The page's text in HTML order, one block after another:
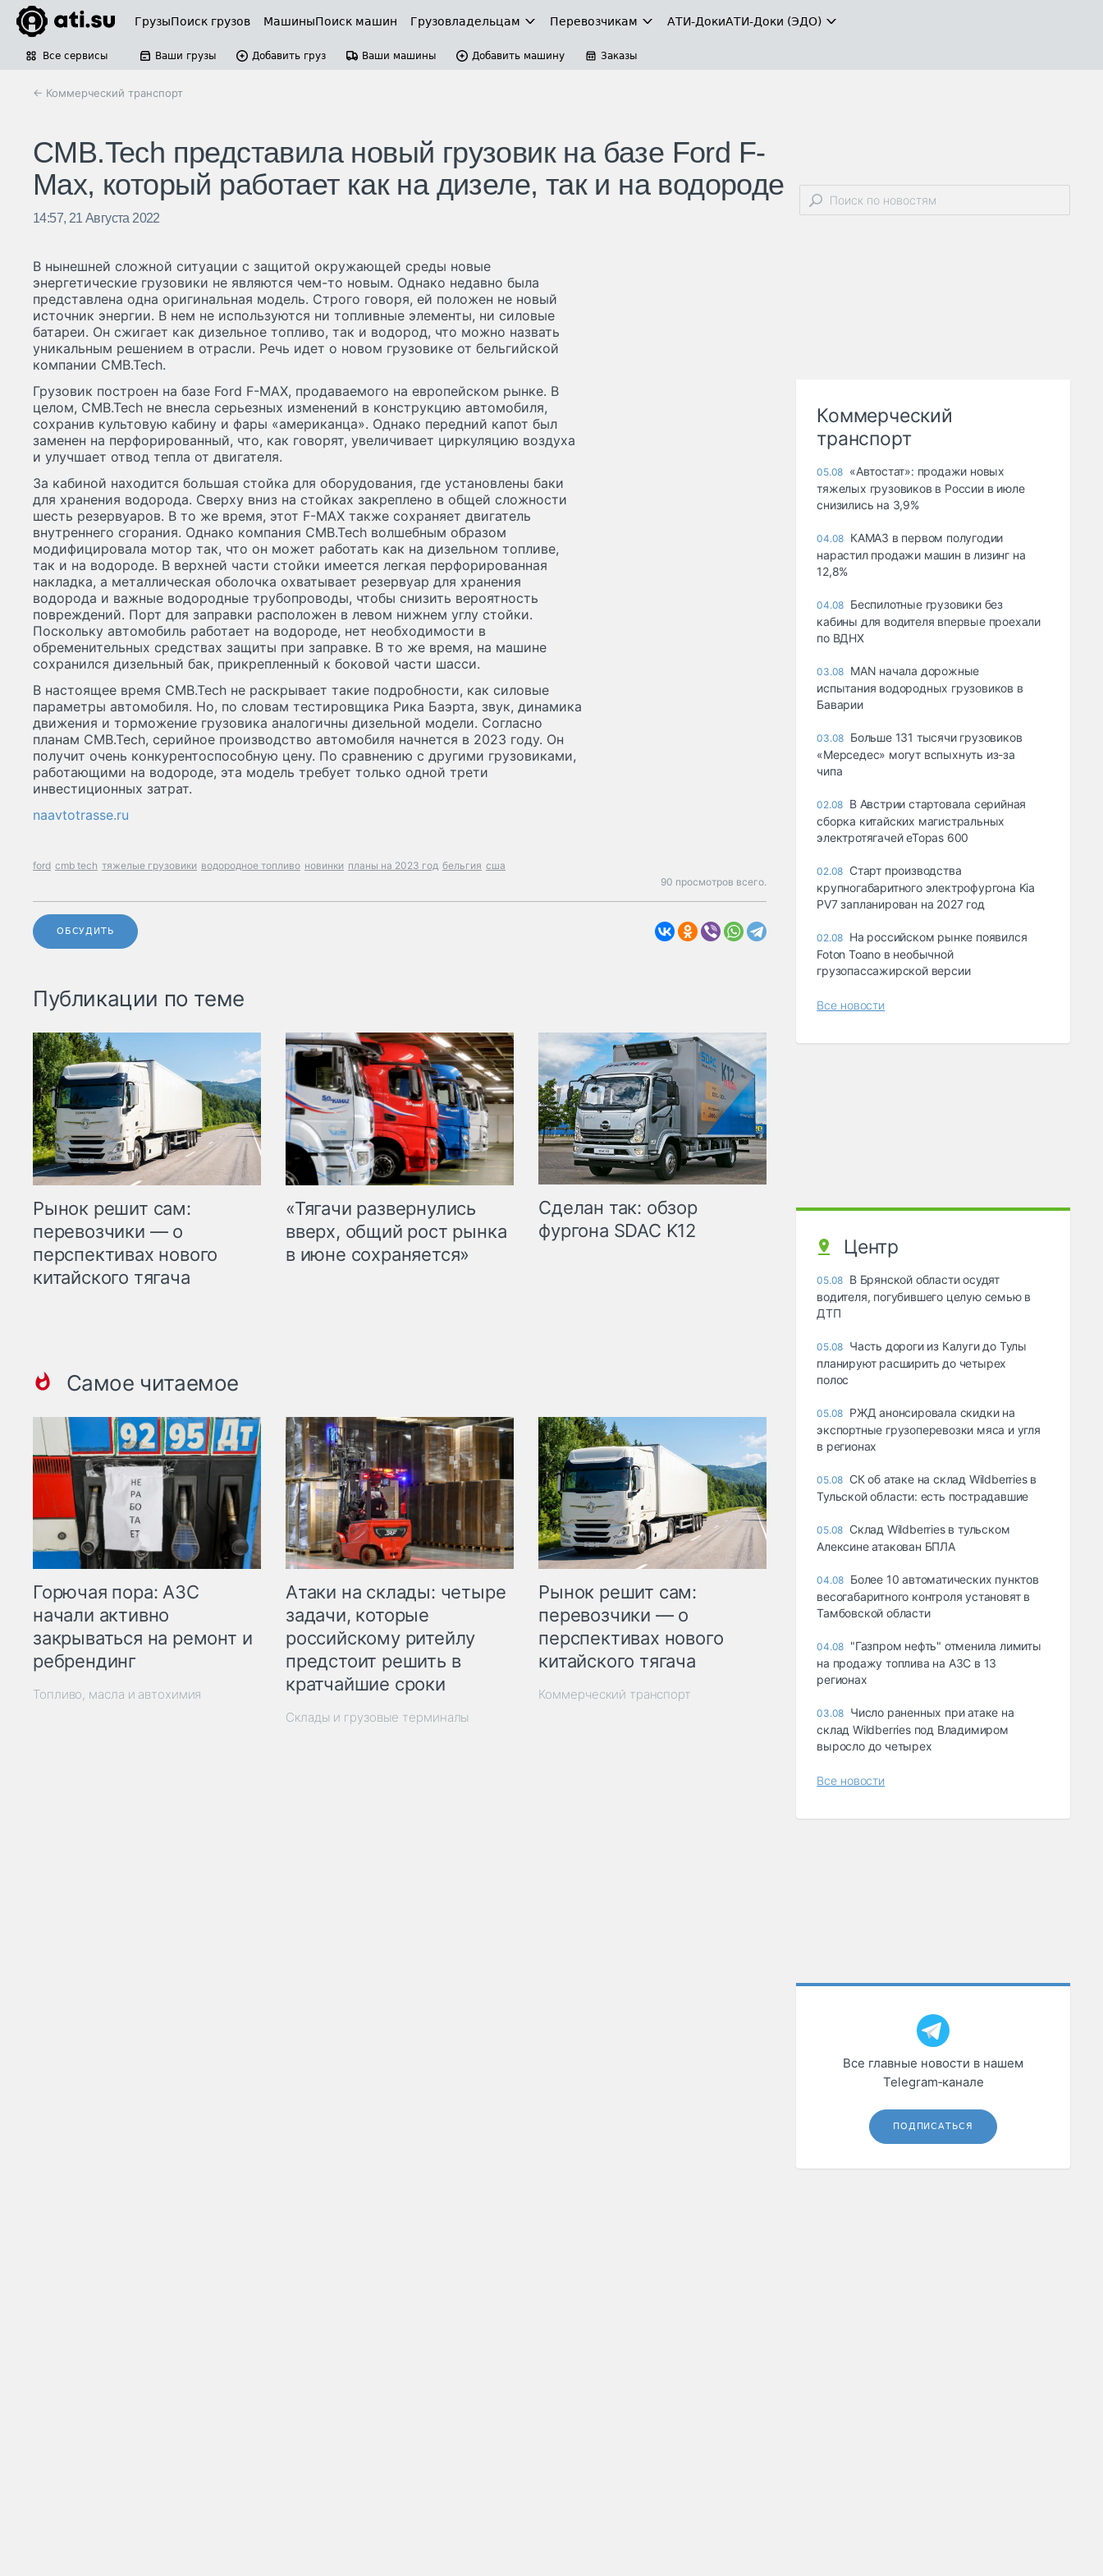
ГрузыПоиск грузов МашиныПоиск машин Грузовладельцам Перевозчикам АТИ-ДокиАТИ-Доки (ЭДО)
Все сервисы Ваши грузы Добавить груз Ваши машины Добавить машину Заказы
← Коммерческий транспорт
CMB.Tech представила новый грузовик на базе Ford F-
Max, который работает как на дизеле, так и на водороде
14:57, 21 Августа 2022
В нынешней сложной ситуации с защитой окружающей среды новые
энергетические грузовики не являются чем-то новым. Однако недавно была
представлена одна оригинальная модель. Строго говоря, ей положен не новый
источник энергии. В нем не используются ни топливные элементы, ни силовые
батареи. Он сжигает как дизельное топливо, так и водород, что можно назвать
уникальным решением в отрасли. Речь идет о новом грузовике от бельгийской
компании CMB.Tech.
Грузовик построен на базе Ford F-MAX, продаваемого на европейском рынке. В
целом, CMB.Tech не внесла серьезных изменений в конструкцию автомобиля,
сохранив культовую кабину и фары «американца». Однако передний капот был
заменен на перфорированный, что, как говорят, увеличивает циркуляцию воздуха
и улучшает отвод тепла от двигателя.
За кабиной находится большая стойка для оборудования, где установлены баки
для хранения водорода. Сверху вниз на стойках закреплено в общей сложности
шесть резервуаров. В то же время, этот F-MAX также сохраняет двигатель
внутреннего сгорания. Однако компания CMB.Tech волшебным образом
модифицировала мотор так, что он может работать как на дизельном топливе,
так и на водороде. В верхней части стойки имеется легкая перфорированная
накладка, а металлическая оболочка охватывает резервуар для хранения
водорода и важные водородные трубопроводы, чтобы снизить вероятность
повреждений. Порт для заправки расположен в левом нижнем углу стойки.
Поскольку автомобиль работает на водороде, нет необходимости в
обременительных средствах защиты при заправке. В то же время, на машине
сохранился дизельный бак, прикрепленный к боковой части шасси.
В настоящее время CMB.Tech не раскрывает такие подробности, как силовые
параметры автомобиля. Но, по словам тестировщика Рика Баэрта, звук, динамика
движения и торможение грузовика аналогичны дизельной модели. Согласно
планам CMB.Tech, серийное производство автомобиля начнется в 2023 году. Он
получит очень конкурентоспособную цену. По сравнению с другими грузовиками,
работающими на водороде, эта модель требует только одной трети
инвестиционных затрат.
naavtotrasse.ru
ford cmb tech тяжелые грузовики водородное топливо новинки планы на 2023 год бельгия сша
90 просмотров всего.
ОБСУДИТЬ
Публикации по теме
Рынок решит сам:
перевозчики — о
перспективах нового
китайского тягача
«Тягачи развернулись
вверх, общий рост рынка
в июне сохраняется»
Сделан так: обзор
фургона SDAC K12
Самое читаемое
Горючая пора: АЗС
начали активно
закрываться на ремонт и
ребрендинг
Топливо, масла и автохимия
Атаки на склады: четыре
задачи, которые
российскому ритейлу
предстоит решить в
кратчайшие сроки
Склады и грузовые терминалы
Рынок решит сам:
перевозчики — о
перспективах нового
китайского тягача
Коммерческий транспорт
Коммерческий
транспорт
05.08 «Автостат»: продажи новых
тяжелых грузовиков в России в июле
снизились на 3,9%
04.08 КАМАЗ в первом полугодии
нарастил продажи машин в лизинг на
12,8%
04.08 Беспилотные грузовики без
кабины для водителя впервые проехали
по ВДНХ
03.08 MAN начала дорожные
испытания водородных грузовиков в
Баварии
03.08 Больше 131 тысячи грузовиков
«Мерседес» могут вспыхнуть из-за
чипа
02.08 В Австрии стартовала серийная
сборка китайских магистральных
электротягачей eTopas 600
02.08 Старт производства
крупногабаритного электрофургона Kia
PV7 запланирован на 2027 год
02.08 На российском рынке появился
Foton Toano в необычной
грузопассажирской версии
Все новости
Центр
05.08 В Брянской области осудят
водителя, погубившего целую семью в
ДТП
05.08 Часть дороги из Калуги до Тулы
планируют расширить до четырех
полос
05.08 РЖД анонсировала скидки на
экспортные грузоперевозки мяса и угля
в регионах
05.08 СК об атаке на склад Wildberries в
Тульской области: есть пострадавшие
05.08 Склад Wildberries в тульском
Алексине атакован БПЛА
04.08 Более 10 автоматических пунктов
весогабаритного контроля установят в
Тамбовской области
04.08 "Газпром нефть" отменила лимиты
на продажу топлива на АЗС в 13
регионах
03.08 Число раненных при атаке на
склад Wildberries под Владимиром
выросло до четырех
Все новости
Все главные новости в нашем
Telegram‑канале
ПОДПИСАТЬСЯ